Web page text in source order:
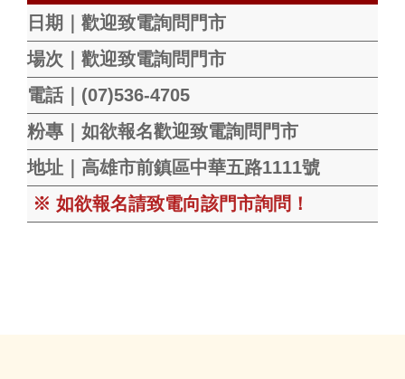
日期｜歡迎致電詢問門市
場次｜歡迎致電詢問門市
電話｜(07)536-4705
粉專｜如欲報名歡迎致電詢問門市
地址｜高雄市前鎮區中華五路1111號
※ 如欲報名請致電向該門市詢問！